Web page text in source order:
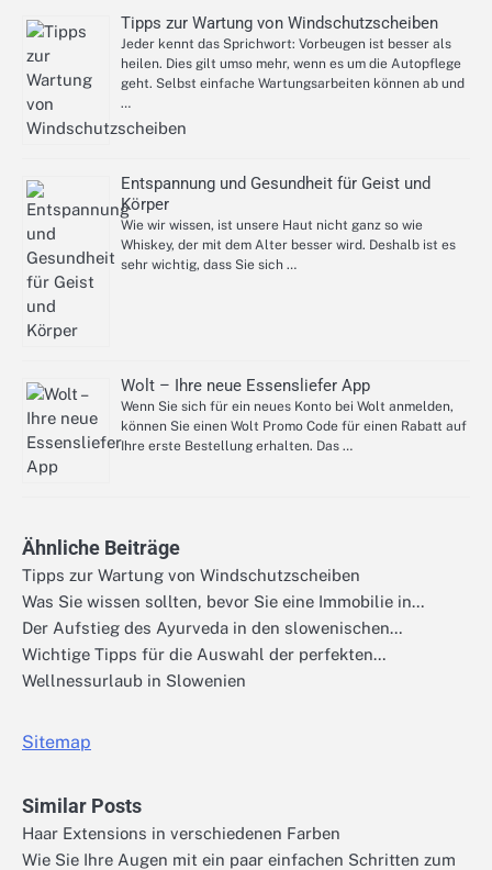
Tipps zur Wartung von Windschutzscheiben
Jeder kennt das Sprichwort: Vorbeugen ist besser als
heilen. Dies gilt umso mehr, wenn es um die Autopflege
geht. Selbst einfache Wartungsarbeiten können ab und
…
Entspannung und Gesundheit für Geist und
Körper
Wie wir wissen, ist unsere Haut nicht ganz so wie
Whiskey, der mit dem Alter besser wird. Deshalb ist es
sehr wichtig, dass Sie sich …
Wolt – Ihre neue Essensliefer App
Wenn Sie sich für ein neues Konto bei Wolt anmelden,
können Sie einen Wolt Promo Code für einen Rabatt auf
Ihre erste Bestellung erhalten. Das …
Ähnliche Beiträge
Tipps zur Wartung von Windschutzscheiben
Was Sie wissen sollten, bevor Sie eine Immobilie in…
Der Aufstieg des Ayurveda in den slowenischen…
Wichtige Tipps für die Auswahl der perfekten…
Wellnessurlaub in Slowenien
Sitemap
Similar Posts
Haar Extensions in verschiedenen Farben
Wie Sie Ihre Augen mit ein paar einfachen Schritten zum